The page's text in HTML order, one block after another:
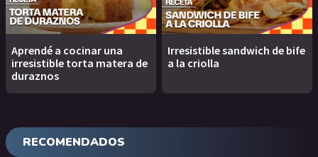
Aprendé a cocinar una
irresistible torta matera de
duraznos
Irresistible sandwich de bife
a la criolla
RECOMENDADOS